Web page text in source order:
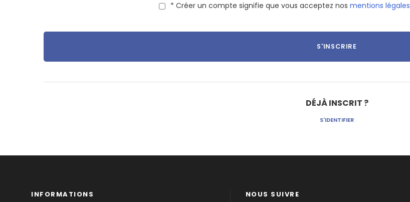
* Créer un compte signifie que vous acceptez nos mentions légales
DÉJÀ INSCRIT ?
S'IDENTIFIER
INFORMATIONS NOUS SUIVRE